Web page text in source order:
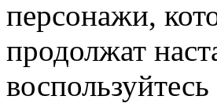
персонажи,
продолжат